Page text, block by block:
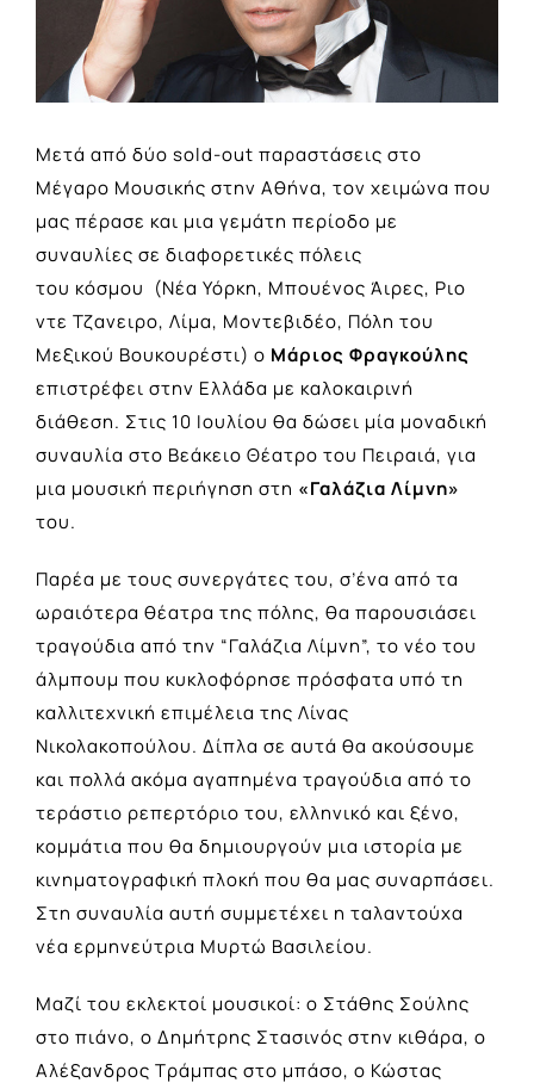
Μετά από δύο sold-out παραστάσεις στο
Μέγαρο Μουσικής στην Αθήνα, τον χειμώνα που
μας πέρασε και μια γεμάτη περίοδο με
συναυλίες σε διαφορετικές πόλεις
του κόσμου (Νέα Υόρκη, Μπουένος Άιρες, Ριο
ντε Τζανειρο, Λίμα, Μοντεβιδέο, Πόλη του
Μεξικού Βουκουρέστι) ο Μάριος Φραγκούλης
επιστρέφει στην Ελλάδα με καλοκαιρινή
διάθεση. Στις 10 Ιουλίου θα δώσει μία μοναδική
συναυλία στο Βεάκειο Θέατρο του Πειραιά, για
μια μουσική περιήγηση στη «Γαλάζια Λίμνη»
του.
Παρέα με τους συνεργάτες του, σ’ένα από τα
ωραιότερα θέατρα της πόλης, θα παρουσιάσει
τραγούδια από την “Γαλάζια Λίμνη”, το νέο του
άλμπουμ που κυκλοφόρησε πρόσφατα υπό τη
καλλιτεχνική επιμέλεια της Λίνας
Νικολακοπούλου. Δίπλα σε αυτά θα ακούσουμε
και πολλά ακόμα αγαπημένα τραγούδια από το
τεράστιο ρεπερτόριο του, ελληνικό και ξένο,
κομμάτια που θα δημιουργούν μια ιστορία με
κινηματογραφική πλοκή που θα μας συναρπάσει.
Στη συναυλία αυτή συμμετέχει η ταλαντούχα
νέα ερμηνεύτρια Μυρτώ Βασιλείου.
Μαζί του εκλεκτοί μουσικοί: ο Στάθης Σούλης
στο πιάνο, ο Δημήτρης Στασινός στην κιθάρα, ο
Αλέξανδρος Τράμπας στο μπάσο, ο Κώστας